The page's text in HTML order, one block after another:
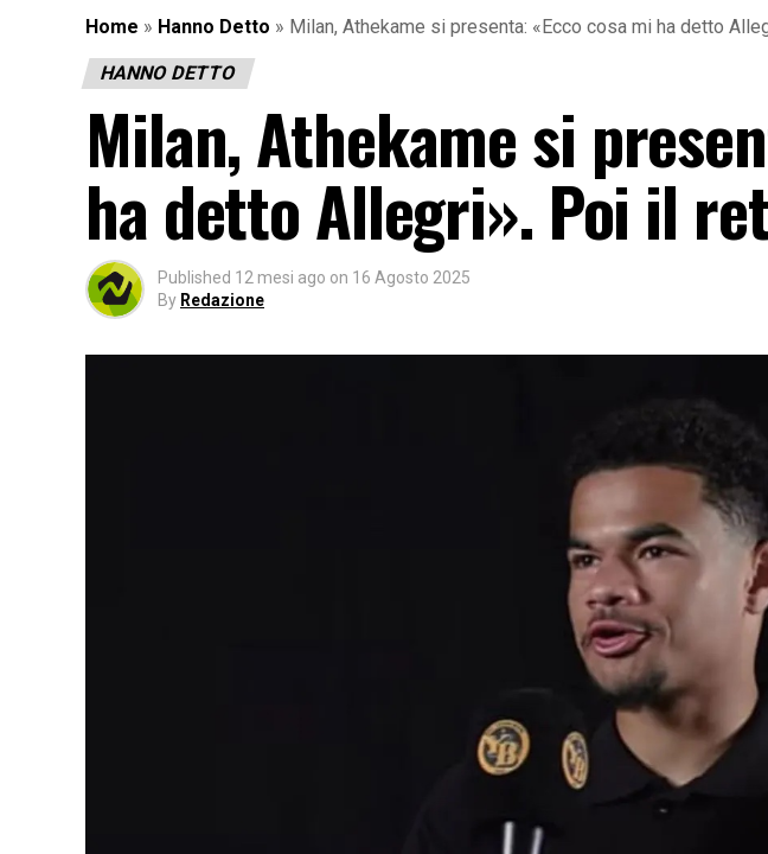
Home » Hanno Detto » Milan, Athekame si presenta: «Ecco cosa mi ha detto
HANNO DETTO
Milan, Athekame si
ha detto Allegri». Poi il
Published 12 mesi ago on 16 Agosto 2025
By Redazione